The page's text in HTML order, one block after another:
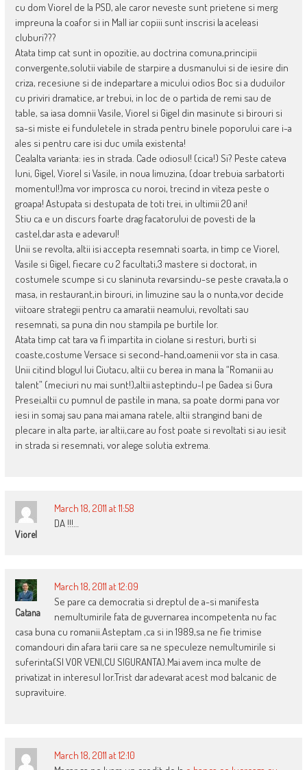
cu dom Viorel de la PSD, ale caror neveste sunt prietene si merg
impreuna la coafor si in Mall iar copiii sunt inscrisi la aceleasi
cluburi???
Atata timp cat sunt in opozitie, au doctrina comuna,principii
convergente,solutii viabile de starpire a dusmanului si de iesire din
criza, recesiune si de indepartare a micului odios Boc si a duduilor
cu priviri dramatice, ar trebui, in loc de o partida de remi sau de
table, sa iasa domnii Vasile, Viorel si Gigel din masinute si birouri si
sa-si miste ei funduletele in strada pentru binele poporului care i-a
ales si pentru care isi duc umila existenta!
Cealalta varianta: ies in strada. Cade odiosul! (cica!) Si? Peste cateva
luni, Gigel, Viorel si Vasile, in noua limuzina, (doar trebuia sarbatorti
momentul!)ma vor improsca cu noroi, trecind in viteza peste o
groapa! Astupata si destupata de toti trei, in ultimii 20 ani!
Stiu ca e un discurs foarte drag facatorului de povesti de la
castel,dar asta e adevarul!
Unii se revolta, altii isi accepta resemnati soarta, in timp ce Viorel,
Vasile si Gigel, fiecare cu 2 facultati,3 mastere si doctorat, in
costumele scumpe si cu slaninuta revarsindu-se peste cravata,la o
masa, in restaurant,in birouri, in limuzine sau la o nunta,vor decide
viitoare strategii pentru ca amaratii neamului, revoltati sau
resemnati, sa puna din nou stampila pe burtile lor.
Atata timp cat tara va fi impartita in ciolane si resturi, burti si
coaste,costume Versace si second-hand,oamenii vor sta in casa.
Unii citind blogul lui Ciutacu, altii cu berea in mana la “Romanii au
talent” (meciuri nu mai sunt!),altii asteptindu-l pe Gadea si Gura
Presei,altii cu pumnul de pastile in mana, sa poate dormi pana vor
iesi in somaj sau pana mai amana ratele, altii strangind bani de
plecare in alta parte, iar altii,care au fost poate si revoltati si au iesit
in strada si resemnati, vor alege solutia extrema.
Viorel
March 18, 2011 at 11:58
DA !!!…
Catana
March 18, 2011 at 12:09
Se pare ca democratia si dreptul de a-si manifesta
nemultumirile fata de guvernarea incompetenta nu fac
casa buna cu romanii.Asteptam ,ca si in 1989,sa ne fie trimise
comandouri din afara tarii care sa ne speculeze nemultumirile si
suferinta(SI VOR VENI,CU SIGURANTA).Mai avem inca multe de
privatizat in interesul lor.Trist dar adevarat acest mod balcanic de
supravituire.
March 18, 2011 at 12:10